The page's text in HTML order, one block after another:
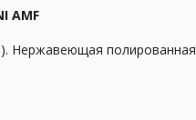
AMF
Нержавеющая полированная